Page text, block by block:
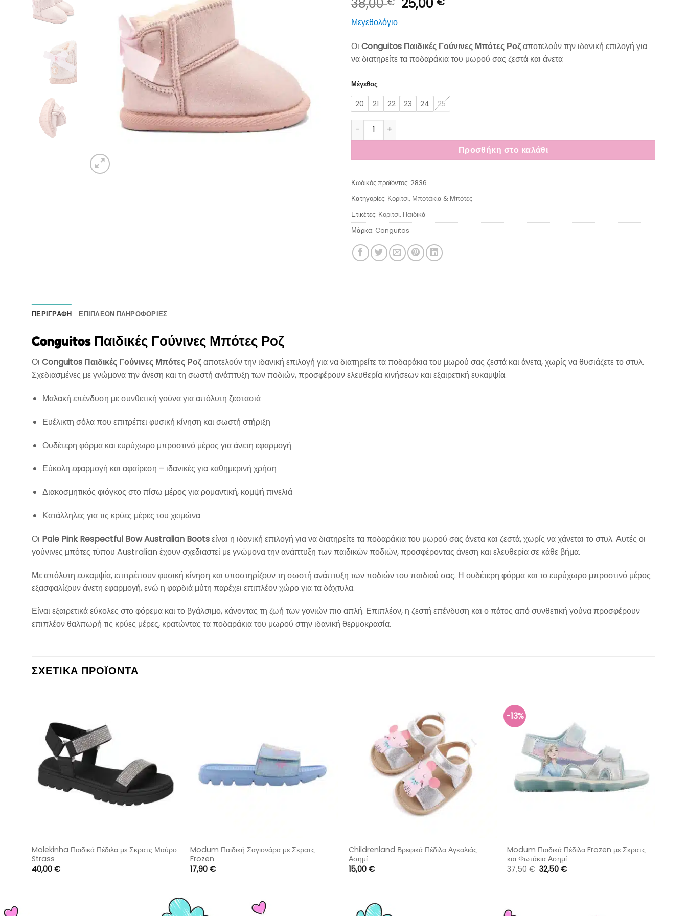
price
38,00 €. είναι:
25,00 €.
Μεγεθολόγιο
Οι Conguitos Παιδικές Γούνινες Μπότες Ροζαποτελούν την ιδανική επιλογή για
να διατηρείτε τα ποδαράκια του μωρού σας ζεστά και άνετα
Μέγεθος
20 21 22 23 24 25
Conguitos Παιδικές Γούνινες Μπότες Ροζ ποσότητα
Προσθήκη στο καλάθι
Κωδικός προϊόντος: 2836
Κατηγορίες: Κορίτσι, Μποτάκια & Μπότες
Ετικέτες: Κορίτσι, Παιδικά
Μάρκα: Conguitos
ΠΕΡΙΓΡΑΦΉ ΕΠΙΠΛΈΟΝ ΠΛΗΡΟΦΟΡΊΕΣ
Conguitos Παιδικές Γούνινες Μπότες Ροζ
Οι Conguitos Παιδικές Γούνινες Μπότες Ροζαποτελούν την ιδανική επιλογή για να διατηρείτε τα ποδαράκια του μωρού σας ζεστά και άνετα, χωρίς να θυσιάζετε το στυλ.
Σχεδιασμένες με γνώμονα την άνεση και τη σωστή ανάπτυξη των ποδιών, προσφέρουν ελευθερία κινήσεων και εξαιρετική ευκαμψία.
Μαλακή επένδυση με συνθετική γούνα για απόλυτη ζεστασιά
Ευέλικτη σόλα που επιτρέπει φυσική κίνηση και σωστή στήριξη
Ουδέτερη φόρμα και ευρύχωρο μπροστινό μέρος για άνετη εφαρμογή
Εύκολη εφαρμογή και αφαίρεση – ιδανικές για καθημερινή χρήση
Διακοσμητικός φιόγκος στο πίσω μέρος για ρομαντική, κομψή πινελιά
Κατάλληλες για τις κρύες μέρες του χειμώνα
Οι Pale Pink Respectful Bow Australian Bootsείναι η ιδανική επιλογή για να διατηρείτε τα ποδαράκια του μωρού σας άνετα και ζεστά, χωρίς να χάνεται το στυλ. Αυτές οι
γούνινες μπότες τύπου Australian έχουν σχεδιαστεί με γνώμονα την ανάπτυξη των παιδικών ποδιών, προσφέροντας άνεση και ελευθερία σε κάθε βήμα.
Με απόλυτη ευκαμψία, επιτρέπουν φυσική κίνηση και υποστηρίζουν τη σωστή ανάπτυξη των ποδιών του παιδιού σας. Η ουδέτερη φόρμα και το ευρύχωρο μπροστινό μέρος
εξασφαλίζουν άνετη εφαρμογή, ενώ η φαρδιά μύτη παρέχει επιπλέον χώρο για τα δάχτυλα.
Είναι εξαιρετικά εύκολες στο φόρεμα και το βγάλσιμο, κάνοντας τη ζωή των γονιών πιο απλή. Επιπλέον, η ζεστή επένδυση και ο πάτος από συνθετική γούνα προσφέρουν
επιπλέον θαλπωρή τις κρύες μέρες, κρατώντας τα ποδαράκια του μωρού στην ιδανική θερμοκρασία.
ΣΧΕΤΙΚΆ ΠΡΟΪΌΝΤΑ
Molekinha Παιδικά Πέδιλα με Σκρατς Μαύρο
Strass
40,00 €
Modum Παιδική Σαγιονάρα με Σκρατς
Frozen
17,90 €
Childrenland Βρεφικά Πέδιλα Αγκαλιάς
Ασημί
15,00 €
-13%
Modum Παιδικά Πέδιλα Frozen με Σκρατς
και Φωτάκια Ασημί
37,50€ Original
price
32,50€Η